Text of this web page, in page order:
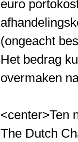
euro
(ongeacht
Het bedrag
overmaken
<center>Ten
The Dutch